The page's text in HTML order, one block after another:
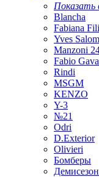
Показать
Blancha
Fabiana
Yves
Manzoni
Fabio
Rindi
MSGM
KENZO
Y-3
№21
Odri
D.Exterior
Olivieri
Бомберы